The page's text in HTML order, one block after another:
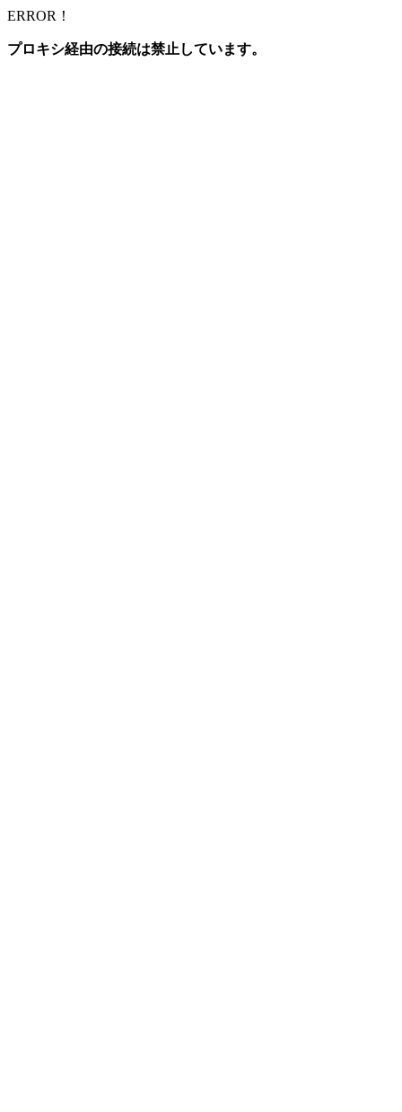
ERROR！
プロキシ経由の接続は禁止しています。